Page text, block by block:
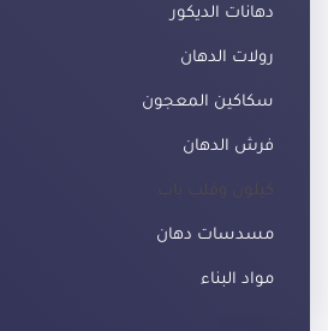
دهانات الديكور
رولات الدهان
سكاكين المعجون
فرش الدهان
مسدسات دهان
مواد البناء